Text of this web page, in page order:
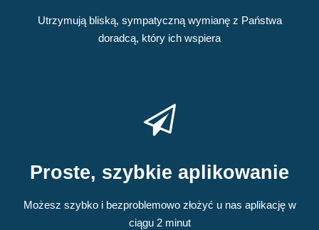
Utrzymują bliską, sympatyczną wymianę z Państwa
doradcą, który ich wspiera
Proste, szybkie aplikowanie
Możesz szybko i bezproblemowo złożyć u nas aplikację w
ciągu 2 minut